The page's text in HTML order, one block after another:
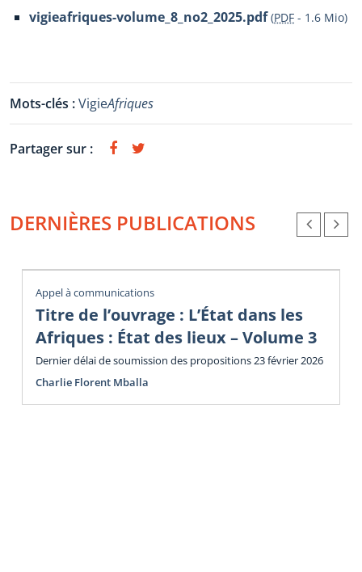
vigieafriques-volume_8_no2_2025.pdf (PDF - 1.6 Mio)
Mots-clés :VigieAfriques
Partager sur :
DERNIÈRES PUBLICATIONS
Appel à communications
Titre de l’ouvrage : L’État dans les
Afriques : État des lieux – Volume 3
Dernier délai de soumission des propositions 23 février 2026
Charlie Florent Mballa